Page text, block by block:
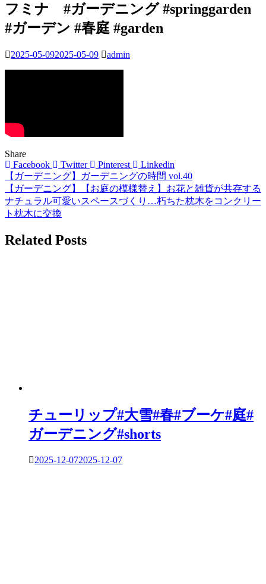
フミナ #ガーデニング #springgarden
#ガーデン #春庭 #garden
2025-05-092025-05-09 admin
Share
Facebook
Twitter Pinterest Linkedin
投
稿
ナ
ビ
【ガーデニング】ガーデニングの時間 vol.40
【ガーデニング】【お庭の模様替え】お花と雑貨が共存する
ナチュラル可愛いスペースづくり…朽ちた枕木をコンクリー
ト枕木に交換
Related Posts
チューリップ#大雪#春#ブーケ#庭#
ガーデニング#shorts
2025-12-072025-12-07